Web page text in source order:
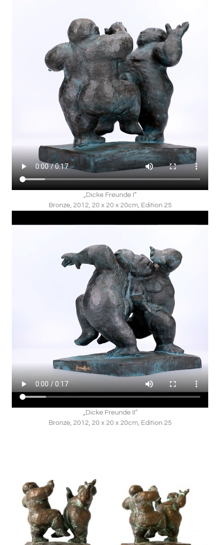
„Dicke Freunde I“
Bronze, 2012, 20 x 20 x 20cm, Edition 25
„Dicke Freunde II“
Bronze, 2012, 20 x 20 x 20cm, Edition 25